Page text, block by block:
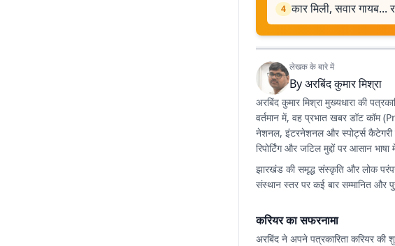
4 कार मिली, सवार
लेखक के बारे में
Byअरबिंद कुमार मिश्रा
अरबिंद कुमार मिश्रा मुख्यधारा की
वर्तमान में, वह प्रभात खबर डॉट कॉम
नेशनल, इंटरनेशनल और स्पोर्ट्स कैटेगरी
रिपोर्टिंग और जटिल मुद्दों पर आसान
झारखंड की समृद्ध संस्कृति और लोक
संस्थान स्तर पर कई बार सम्मानित और
करियर का सफरनामा
अरबिंद ने अपने पत्रकारिता करियर की